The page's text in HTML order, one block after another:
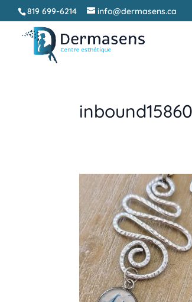
819 699-6214 info@dermasens.ca